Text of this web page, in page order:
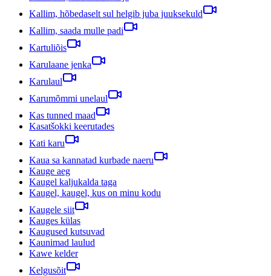
Kallim, hõbedaselt sul helgib juba juuksekuld
Kallim, saada mulle padi
Kartuliõis
Karulaane jenka
Karulaul
Karumõmmi unelaul
Kas tunned maad
Kasatšokki keerutades
Kati karu
Kaua sa kannatad kurbade naeru
Kauge aeg
Kaugel kaljukalda taga
Kaugel, kaugel, kus on minu kodu
Kaugele siit
Kauges külas
Kaugused kutsuvad
Kaunimad laulud
Kawe kelder
Kelgusõit